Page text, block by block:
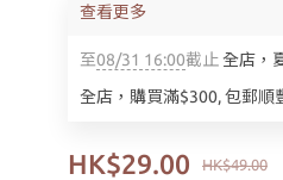
至08/31 16:00截止全店，
全店，購買滿$300, 包郵順
查看更多
HK$49.00
HK$29.00